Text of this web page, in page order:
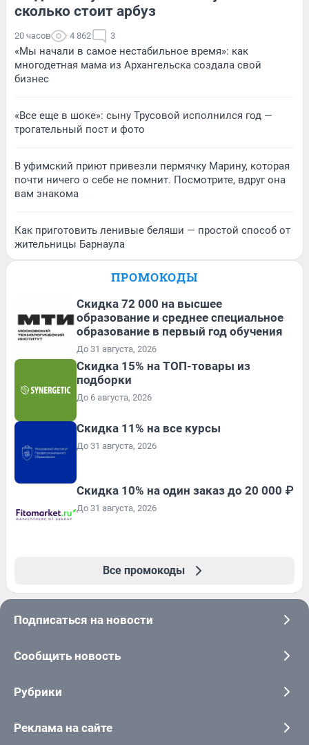
сколько стоит арбуз
20 часов 4 862 3
«Мы начали в самое нестабильное время»: как
многодетная мама из Архангельска создала свой
бизнес
«Все еще в шоке»: сыну Трусовой исполнился год —
трогательный пост и фото
В уфимский приют привезли пермячку Марину, которая
почти ничего о себе не помнит. Посмотрите, вдруг она
вам знакома
Как приготовить ленивые беляши — простой способ от
жительницы Барнаула
ПРОМОКОДЫ
Скидка 72 000 на высшее
образование и среднее специальное
образование в первый год обучения
До 31 августа, 2026
Скидка 15% на ТОП-товары из
подборки
До 6 августа, 2026
Скидка 11% на все курсы
До 31 августа, 2026
Скидка 10% на один заказ до 20 000 ₽
До 31 августа, 2026
Все промокоды
Подписаться на новости
Сообщить новость
Рубрики
Реклама на сайте